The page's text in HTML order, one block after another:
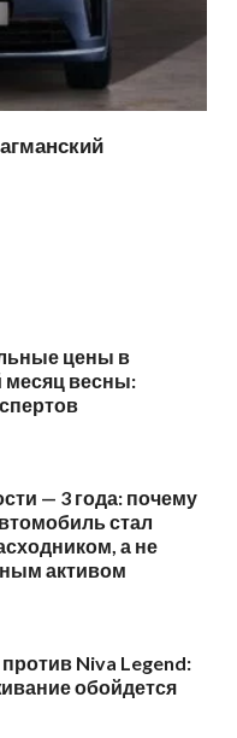
цены в
месяц весны:
— 3 года: почему
стал
а не
активом
Niva Legend:
обойдется